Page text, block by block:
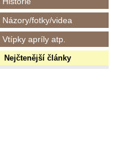
Názory/fotky/videa
Vtípky apríly atp.
Nejčtenější články